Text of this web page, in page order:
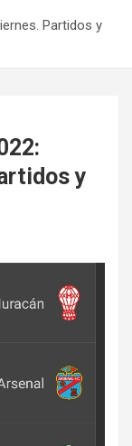
Partidos y
y